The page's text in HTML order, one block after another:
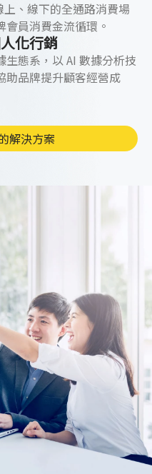
輕盈的行銷方式，因
能延伸出更彈性的策
規劃給點外，依照季
用的方法之一，以火
劃「夏日炎炎，點數
季消費，會員能透過
成行銷目的，用較少
回流，創造出雙贏的
、線下的全通路消費場
員消費金流循環。
化行銷
態系，以 AI 數據分析技
助品牌提升顧客經營成
解決方案